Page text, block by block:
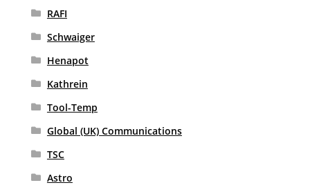
RAFI
Schwaiger
Henapot
Kathrein
Tool-Temp
Global (UK) Communications
TSC
Astro